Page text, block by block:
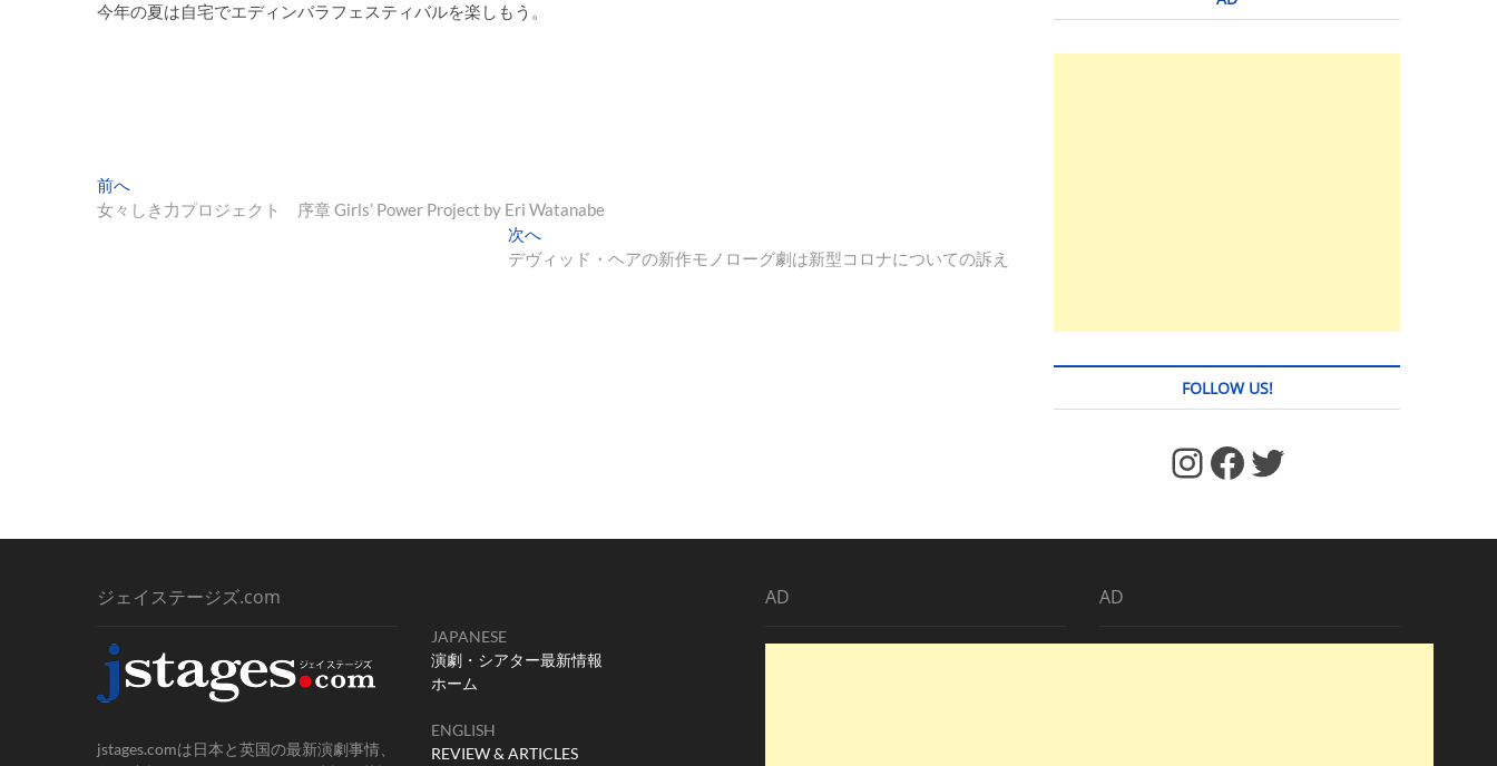
今年の夏は自宅でエディンバラフェスティバルを楽しもう。
投
稿
前へ
去
女々しき力プロジェクト 序章 Girls’ Power Project by Eri Watanabe
次へ
の
デヴィッド・ヘアの新作モノローグ劇は新型コロナについての訴え
FOLLOW US!
https://www.facebook.com/jstages/ Facebook Twitter
ジェイステージズ.com
jstages.comは日本と英国の最新演劇事情、
JAPANESE
演劇・シアター最新情報
ホーム
ENGLISH
REVIEW & ARTICLES
AD AD